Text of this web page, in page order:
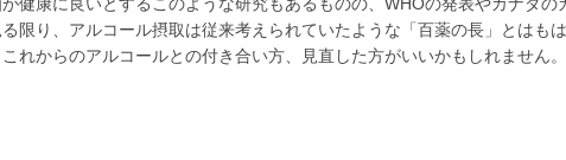
る限り、アルコール摂取は従来考えられていたような「百薬の長」とはも
れからのアルコールとの付き合い方、見直した方がいいかもしれません。